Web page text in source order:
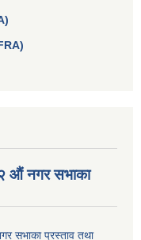
औं नगर सभाका
सभाका प्रस्ताव तथा